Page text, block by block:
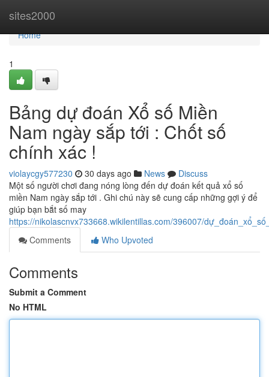
sites2000
Home
Home
1
Bảng dự đoán Xổ số Miền
Nam ngày sắp tới : Chốt số
chính xác !
violaycgy577230 30 days ago News
Discuss
Một số người chơi đang nóng lòng đến dự đoán kết quả xổ số
miền Nam ngày sắp tới . Ghi chú này sẽ cung cấp những gợi ý để
giúp bạn bắt số may
https://nikolascnvx733668.wikilentillas.com/396007/
Comments
Who Upvoted
Comments
Submit a Comment
No HTML